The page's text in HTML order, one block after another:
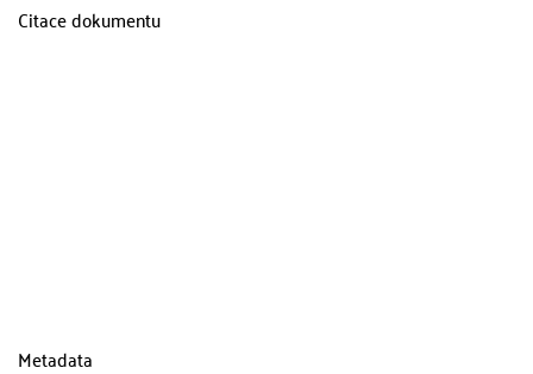
Citace dokumentu
Metadata